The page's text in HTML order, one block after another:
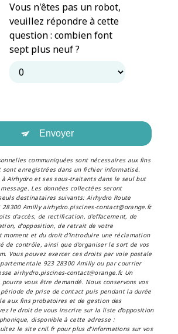
Vous n'êtes pas un robot,
veuillez répondre à cette
question : combien font
sept plus neuf ?
Envoyer
communiquées sont nécessaires aux fins
sont enregistrées dans un fichier informatisé.
Airhydro et ses sous-traitants dans le seul but
Les données collectées seront
destinataires suivants: Airhydro Route
Amilly airhydro.piscines-contact@orange.fr.
d’accès, de rectification, d’effacement, de
d’opposition, de retrait de votre
moment et du droit d’introduire une réclamation
de contrôle, ainsi que d’organiser le sort de vos
Vous pouvez exercer ces droits par voie postale
923 28300 Amilly ou par courrier
airhydro.piscines-contact@orange.fr. Un
vous être demandé. Nous conservons vos
de prise de contact puis pendant la durée
aux fins probatoires et de gestion des
le droit de vous inscrire sur la liste d'opposition
disponible à cette adresse :
le site cnil.fr pour plus d’informations sur vos